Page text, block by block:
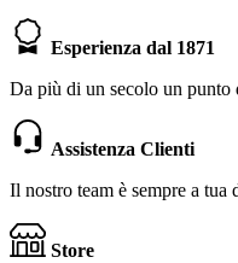
Esperienza dal 1871
Da più di un secolo un
Assistenza Clienti
Il nostro team è sempre a tua
Store